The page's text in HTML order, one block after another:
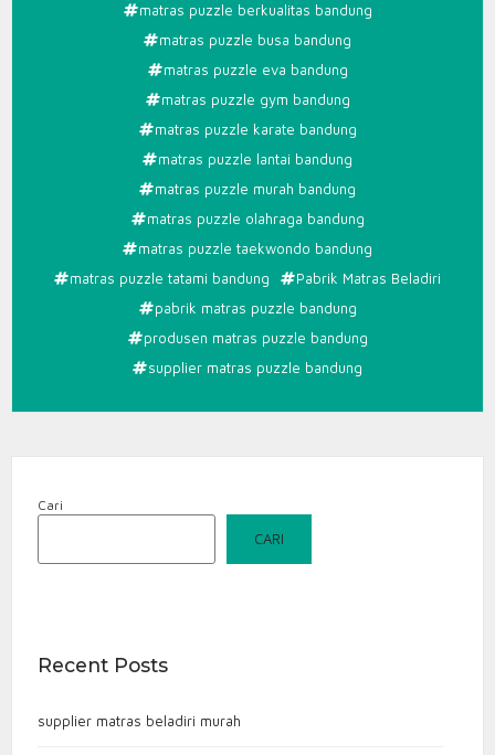
matras puzzle berkualitas bandung
matras puzzle busa bandung
matras puzzle eva bandung
matras puzzle gym bandung
matras puzzle karate bandung
matras puzzle lantai bandung
matras puzzle murah bandung
matras puzzle olahraga bandung
matras puzzle taekwondo bandung
matras puzzle tatami bandung
Pabrik Matras Beladiri
pabrik matras puzzle bandung
produsen matras puzzle bandung
supplier matras puzzle bandung
Cari
CARI
Recent Posts
supplier matras beladiri murah